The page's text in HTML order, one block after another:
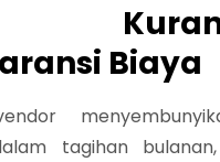
Biaya
tagihan